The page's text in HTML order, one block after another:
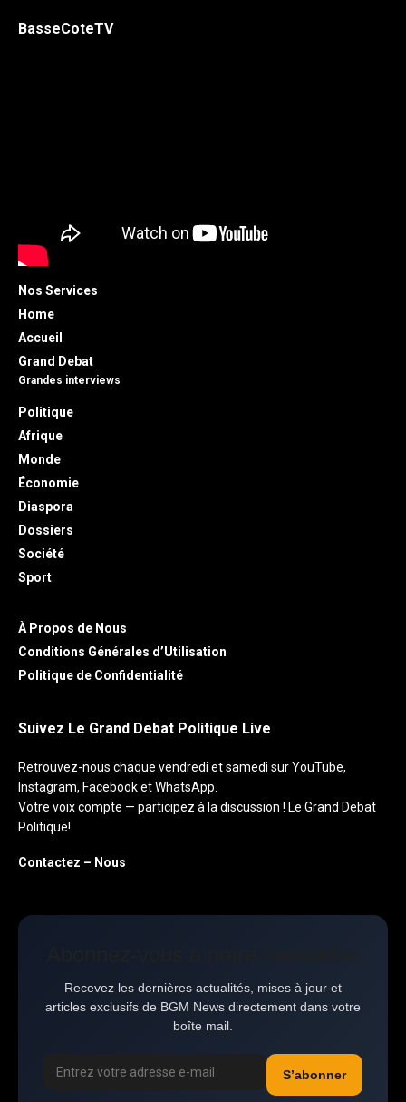
BasseCoteTV
Nos Services
Home
Accueil
Grand Debat
Grandes interviews
Politique
Afrique
Monde
Économie
Diaspora
Dossiers
Société
Sport
À Propos de Nous
Conditions Générales d’Utilisation
Politique de Confidentialité
Suivez Le Grand Debat Politique Live
Retrouvez-nous chaque vendredi et samedi sur YouTube,
Instagram, Facebook et WhatsApp.
Votre voix compte — participez à la discussion ! Le Grand Debat
Politique!
Contactez – Nous
Recevez les dernières actualités, mises à jour et
articles exclusifs de BGM News directement dans votre
boîte mail.
S’abonner